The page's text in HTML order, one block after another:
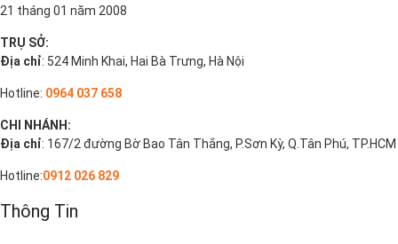
21 tháng 01 năm 2008
TRỤ SỞ:
Địa chỉ: 524 Minh Khai, Hai Bà Trưng, Hà Nội
Hotline: 0964 037 658
CHI NHÁNH:
Địa chỉ: 167/2 đường Bờ Bao Tân Thắng, P.Sơn Kỳ, Q.Tân Phú, TP.HCM
Hotline:0912 026 829
Thông Tin